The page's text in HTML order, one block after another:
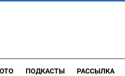
ПОДКАСТЫ РАССЫЛКА